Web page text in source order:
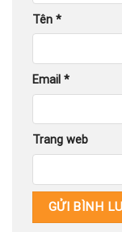
Tên *
Email *
Trang web